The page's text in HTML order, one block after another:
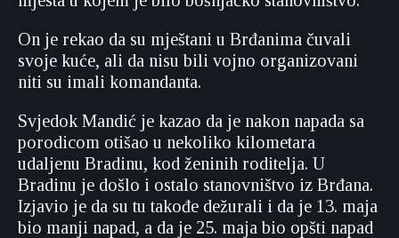
On je rekao da su mještani u Brđanima čuvali
svoje kuće, ali da nisu bili vojno organizovani
niti su imali komandanta.
Svjedok Mandić je kazao da je nakon napada sa
porodicom otišao u nekoliko kilometara
udaljenu Bradinu, kod ženinih roditelja. U
Bradinu je došlo i ostalo stanovništvo iz Brđana.
Izjavio je da su tu takođe dežurali i da je 13. maja
bio manji napad, a da je 25. maja bio opšti napad